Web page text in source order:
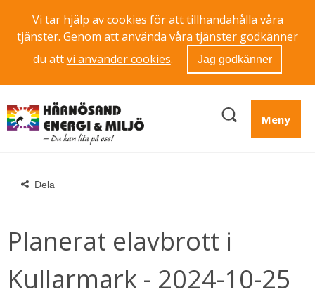
Vi tar hjälp av cookies för att tillhandahålla våra
tjänster. Genom att använda våra tjänster godkänner
du attvi använder cookies. Jag godkänner
Meny
Dela
Planerat elavbrott i
Kullarmark - 2024-10-25